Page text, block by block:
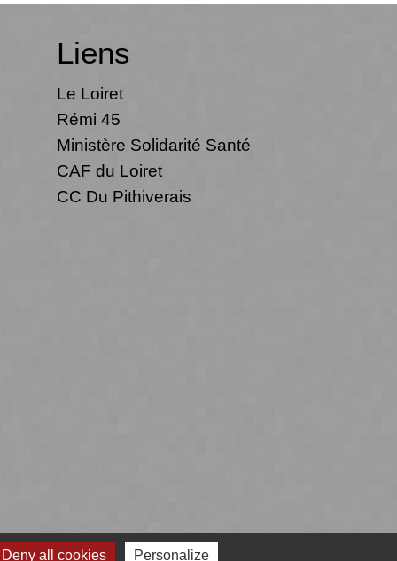
Liens
Le Loiret
Rémi 45
Ministère Solidarité Santé
CAF du Loiret
CC Du Pithiverais
Deny all cookies Personalize